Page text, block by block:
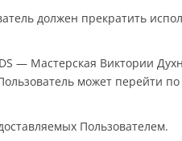
должен прекратить
— Мастерская Виктории
может перейти
Пользователем.